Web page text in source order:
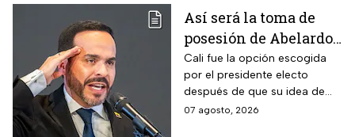
Así será la toma de
posesión de Abelardo
De La Espriella en
Cali, Colombia: fecha,
hora y dónde ver
Cali fue la opción escogida
por el presidente electo
después de que su idea de
hacerlo en una guarnición
07 agosto, 2026